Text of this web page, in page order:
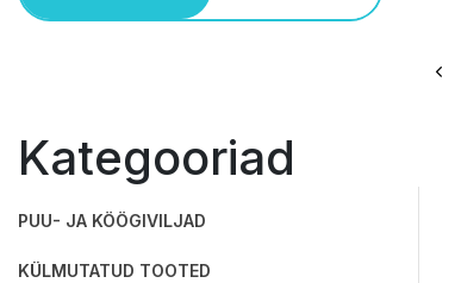
Kategooriad
PUU- JA KÖÖGIVILJAD
KÜLMUTATUD TOOTED